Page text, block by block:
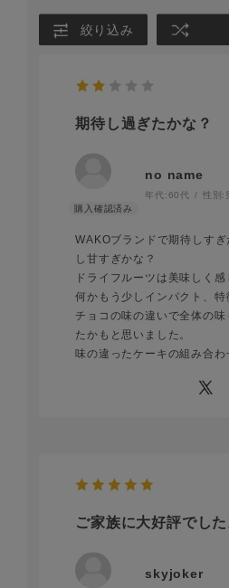
絞り込み
期待し過ぎたかな？
no name
年代:60代 性別:
WAKOブランドで期待しす
し甘すぎかな？
ドライフルーツは美味しく感
何かもう少しインパクト、特
チョコの味の違いで全体の
たかもと思いました。
味の違ったケーキの組み合わ
ご家族に大好評でした
skyjoker